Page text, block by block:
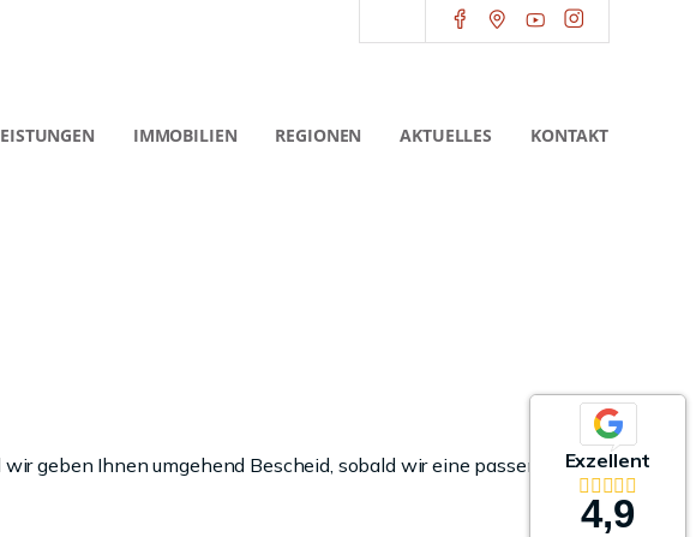
IMMOBILIEN REGIONEN AKTUELLES KONTAKT
geben Ihnen umgehend Bescheid, sobald wir eine passende
Exzellent
4,9